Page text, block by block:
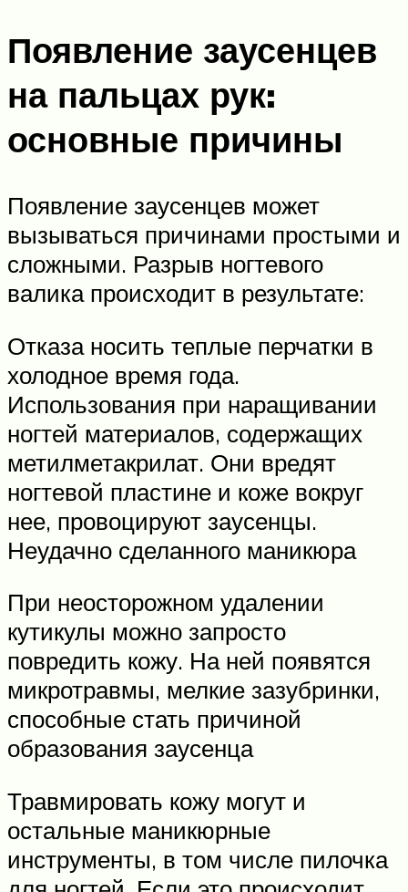
Появление заусенцев
на пальцах рук:
основные причины
Появление заусенцев может
вызываться причинами простыми и
сложными. Разрыв ногтевого
валика происходит в результате:
Отказа носить теплые перчатки в
холодное время года.
Использования при наращивании
ногтей материалов, содержащих
метилметакрилат. Они вредят
ногтевой пластине и коже вокруг
нее, провоцируют заусенцы.
Неудачно сделанного маникюра
При неосторожном удалении
кутикулы можно запросто
повредить кожу. На ней появятся
микротравмы, мелкие зазубринки,
способные стать причиной
образования заусенца
Травмировать кожу могут и
остальные маникюрные
инструменты, в том числе пилочка